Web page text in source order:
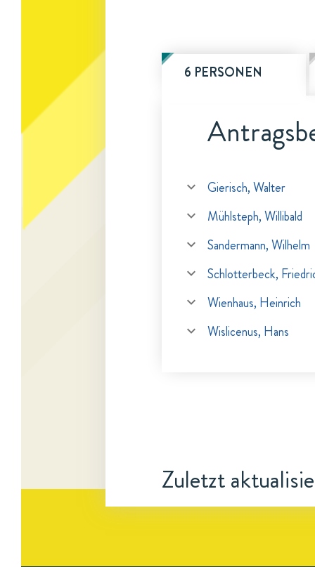
6 PERSONEN
Gierisch, Walter
Mühlsteph, Willibald
Sandermann, Wilhelm
Schlotterbeck,
Wienhaus, Heinrich
Wislicenus, Hans
Zuletzt